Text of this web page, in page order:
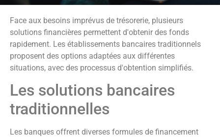
Face aux besoins imprévus de trésorerie, plusieurs
solutions financières permettent d'obtenir des fonds
rapidement. Les établissements bancaires traditionnels
proposent des options adaptées aux différentes
situations, avec des processus d'obtention simplifiés.
Les solutions bancaires
traditionnelles
Les banques offrent diverses formules de financement